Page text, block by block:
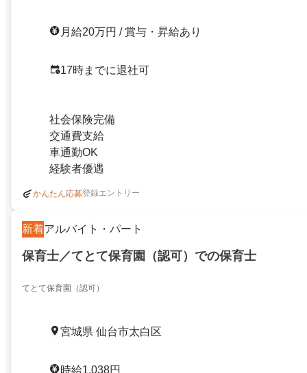
月給20万円 / 賞与・昇給あり
17時までに退社可
社会保険完備
交通費支給
車通勤OK
経験者優遇
かんたん応募登録エントリー
新着アルバイト・パート
保育士／てとて保育園（認可）での保育士
てとて保育園（認可）
宮城県 仙台市太白区
時給1,038円